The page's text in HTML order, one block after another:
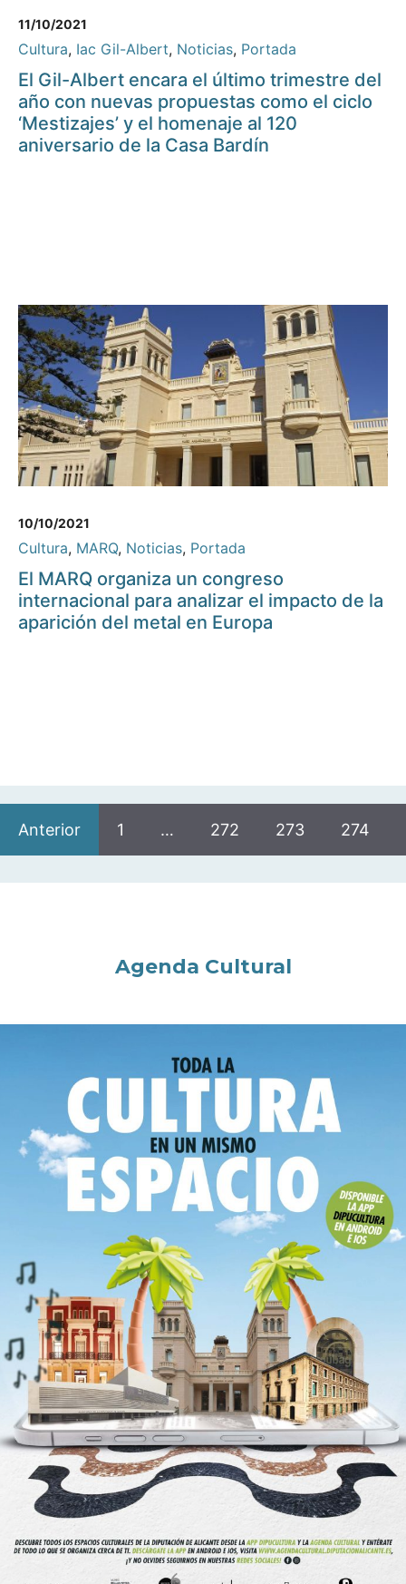
11/10/2021
Cultura, Iac Gil-Albert, Noticias, Portada
El Gil-Albert encara el último trimestre del
año con nuevas propuestas como el ciclo
‘Mestizajes’ y el homenaje al 120
aniversario de la Casa Bardín
10/10/2021
Cultura, MARQ, Noticias, Portada
El MARQ organiza un congreso
internacional para analizar el impacto de la
aparición del metal en Europa
Anterior 1 … 272 273 274
Agenda Cultural